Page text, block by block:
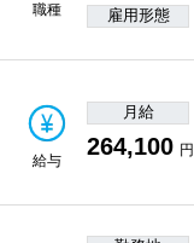
職種 雇用形態
給与
月給
264,100